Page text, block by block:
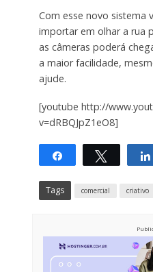
Com esse novo sistema
importar em olhar a rua
as câmeras poderá
a maior facilidade,
ajude.
[youtube http://
v=dRBQJpZ1eO8]
CompartilharTwittar
Tags comercial criativo